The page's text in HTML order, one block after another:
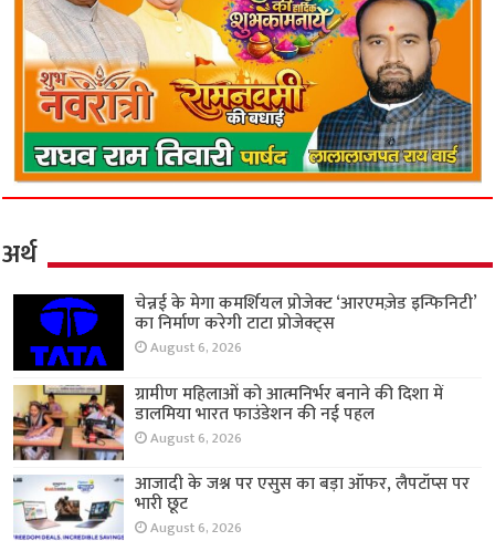
अर्थ
चेन्नई के मेगा कमर्शियल प्रोजेक्ट ‘आरएमज़ेड इन्फिनिटी’
का निर्माण करेगी टाटा प्रोजेक्ट्स
August 6, 2026
ग्रामीण महिलाओं को आत्मनिर्भर बनाने की दिशा में
डालमिया भारत फाउंडेशन की नई पहल
August 6, 2026
आजादी के जश्न पर एसुस का बड़ा ऑफर, लैपटॉप्स पर
भारी छूट
August 6, 2026